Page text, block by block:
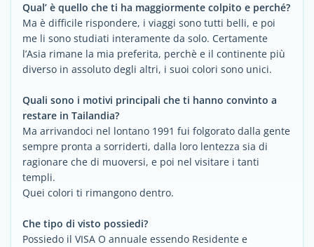
Qual’ è quello che ti ha maggiormente colpito e perché?
Ma è difficile rispondere, i viaggi sono tutti belli, e poi
me li sono studiati interamente da solo. Certamente
l’Asia rimane la mia preferita, perchè e il continente più
diverso in assoluto degli altri, i suoi colori sono unici.
Quali sono i motivi principali che ti hanno convinto a
restare in Tailandia?
Ma arrivandoci nel lontano 1991 fui folgorato dalla gente
sempre pronta a sorriderti, dalla loro lentezza sia di
ragionare che di muoversi, e poi nel visitare i tanti
templi.
Quei colori ti rimangono dentro.
Che tipo di visto possiedi?
Possiedo il VISA O annuale essendo Residente e